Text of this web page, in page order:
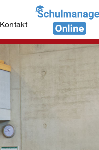
Kontakt